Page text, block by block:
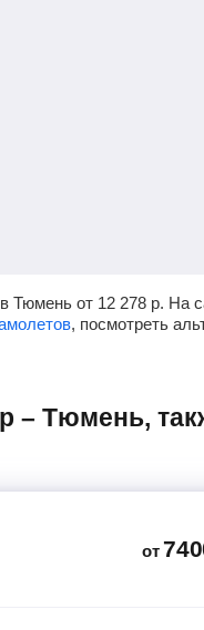
Тюмень от 12 278 р. На
, посмотреть
от